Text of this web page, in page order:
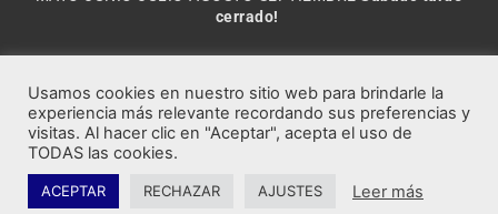
cerrado!
Rocafort Modelismo | Copyright 2021 © Todos los derechos
Usamos cookies en nuestro sitio web para brindarle la
experiencia más relevante recordando sus preferencias y
visitas. Al hacer clic en "Aceptar", acepta el uso de
TODAS las cookies.
ACEPTAR RECHAZAR AJUSTES Leer más